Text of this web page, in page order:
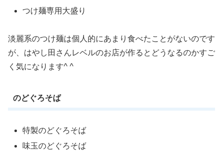
つけ麺専用大盛り
淡麗系のつけ麺は個人的にあまり食べたことがないのです
が、はやし田さんレベルのお店が作るとどうなるのかすご
く気になります^ ^
のどぐろそば
特製のどぐろそば
味玉のどぐろそば